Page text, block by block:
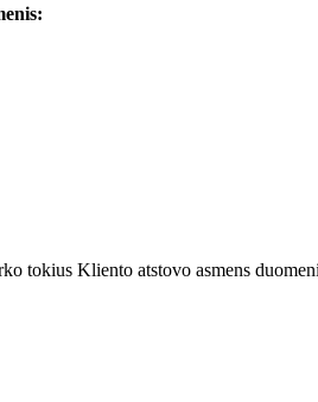
tokius Kliento atstovo asmens